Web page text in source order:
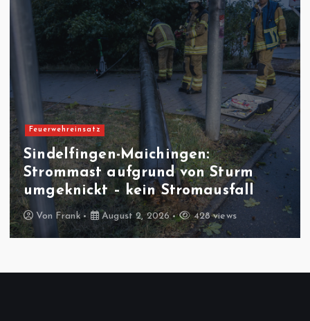
Feuerwehreinsatz
Sindelfingen-Maichingen:
Strommast aufgrund von Sturm
umgeknickt – kein Stromausfall
Von Frank August 2, 2026 428 views